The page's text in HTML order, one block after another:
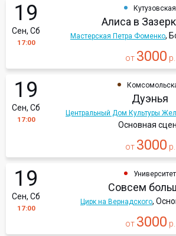
19
Сен, Сб
17:00
Кутузовская
Алиса в
Мастерская Петра Фоменко,
от 3000 р.
19
Сен, Сб
17:00
Дуэнья
Центральный Дом Культуры
Основная
от 3000 р.
19
Сен, Сб
17:00
Университет
Совсем
Цирк на Вернадского,
от 3000 р.